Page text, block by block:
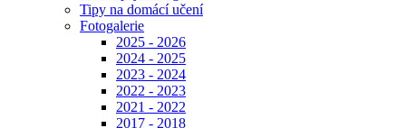
Tipy na domácí učení
Fotogalerie
2025 - 2026
2024 - 2025
2023 - 2024
2022 - 2023
2021 - 2022
2017 - 2018